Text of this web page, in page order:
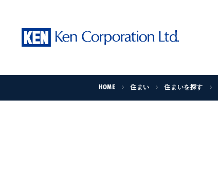
HOME 住まい 住まいを探す